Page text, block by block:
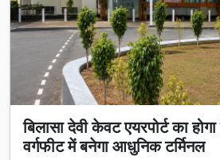
बिलासा देवी केवट एयरपोर्ट का
वर्गफीट में बनेगा आधुनिक टर्मिनल